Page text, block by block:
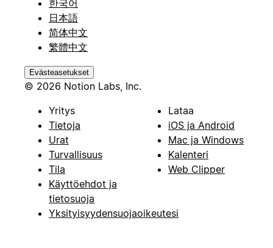
한국어
日本語
简体中文
繁體中文
Evästeasetukset
© 2026 Notion Labs, Inc.
Yritys
Tietoja
Urat
Turvallisuus
Tila
Käyttöehdot ja
tietosuoja
Yksityisyydensuojaoikeutesi
Lataa
iOS ja Android
Mac ja Windows
Kalenteri
Web Clipper